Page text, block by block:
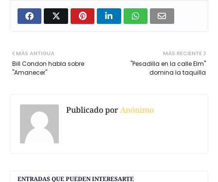
MÁS RECIENTE
"Pesadilla en la calle Elm"
domina la taquilla
MÁS ANTIGUA
Bill Condon habla sobre
"Amanecer"
Publicado porAnónimo
ENTRADAS QUE PUEDEN INTERESARTE